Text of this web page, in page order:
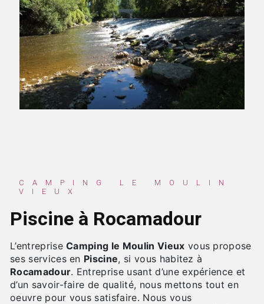
CAMPING LE MOULIN
VIEUX
Piscine à Rocamadour
L’entrepriseCamping le Moulin Vieux vous propose
ses services en Piscine, si vous habitez à
Rocamadour. Entreprise usant d’une expérience et
d’un savoir-faire de qualité, nous mettons tout en
oeuvre pour vous satisfaire. Nous vous